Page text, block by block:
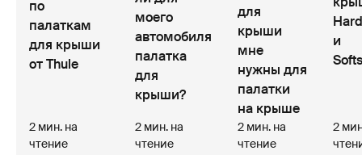
по
палаткам
для крыши
от Thule
2 мин. на
чтение
моего
автомобиля
палатка
для
крыши?
2 мин. на
чтение
для
крыши
мне
нужны для
палатки
на крыше
2 мин. на
чтение
и
2